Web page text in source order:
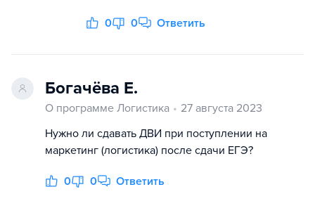
0 0 Ответить
Богачёва Е.
О программе Логистика
27 августа 2023
Нужно ли сдавать ДВИ при поступлении на
маркетинг (логистика) после сдачи ЕГЭ?
0 0 Ответить